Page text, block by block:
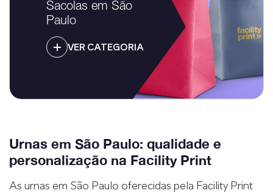
Sacolas em São
Paulo
VER CATEGORIA
Urnas em São Paulo: qualidade e
personalização na Facility Print
As urnas em São Paulo oferecidas pela Facility Print